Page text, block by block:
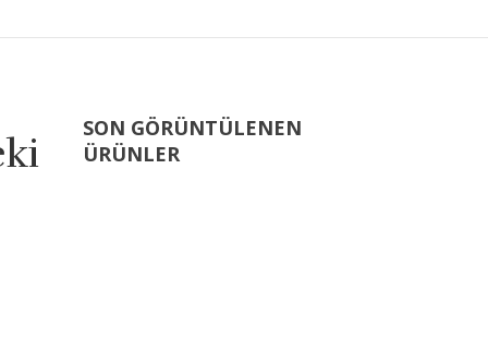
SON GÖRÜNTÜLENEN
ÜRÜNLER